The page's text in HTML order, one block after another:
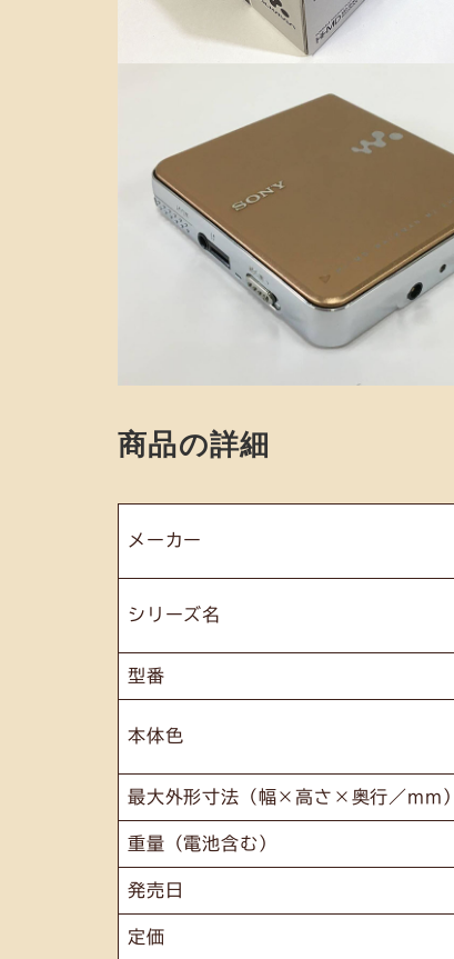
商品の詳細
メーカー
シリーズ名
型番
本体色
最大外形寸法（幅×高さ×奥行／mm）
重量（電池含む）
発売日
定価